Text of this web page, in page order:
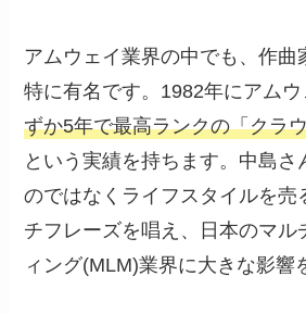
アムウェイ業界の中でも、作曲
特に有名です。1982年にアム
ずか5年で最高ランクの「クラ
という実績を持ちます。中島さ
のではなくライフスタイルを売
チフレーズを唱え、日本のマル
ィング(MLM)業界に大きな影響